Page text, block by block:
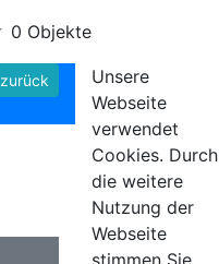
0 Objekte
zurück
Unsere
Webseite
verwendet
Cookies. Durch
die weitere
Nutzung der
Webseite
stimmen Sie